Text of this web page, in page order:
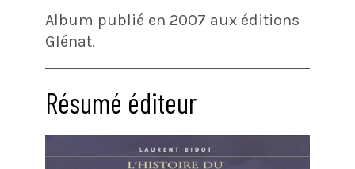
Album publié en 2007 aux éditions
Glénat.
Résumé éditeur